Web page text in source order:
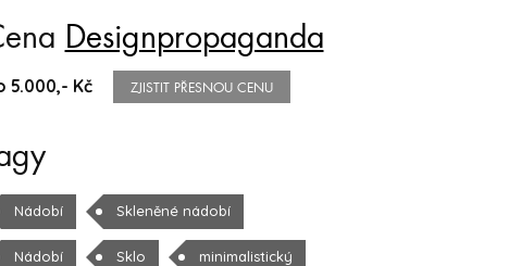
Designpropaganda
5.000,- Kč ZJISTIT PŘESNOU CENU
Nádobí Skleněné nádobí
Nádobí Sklo minimalistický